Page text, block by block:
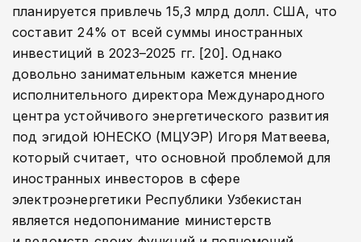
планируется привлечь 15,3 млрд долл. США, что
составит 24% от всей суммы иностранных
инвестиций в 2023–2025 гг. [20]. Однако
довольно занимательным кажется мнение
исполнительного директора Международного
центра устойчивого энергетического развития
под эгидой ЮНЕСКО (МЦУЭР) Игоря Матвеева,
который считает, что основной проблемой для
иностранных инвесторов в сфере
электроэнергетики Республики Узбекистан
является недопонимание министерств